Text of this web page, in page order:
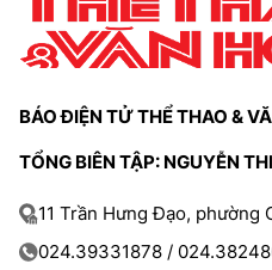
BÁO ĐIỆN TỬ THỂ THAO &
TỔNG BIÊN TẬP: NGUYỄN
11 Trần Hưng Đạo, phường
024.39331878 /